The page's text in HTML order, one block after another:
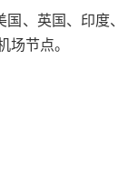
、英国、印度、
节点。